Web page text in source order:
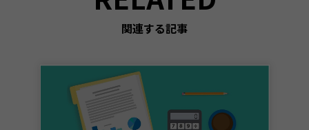
関連する記事